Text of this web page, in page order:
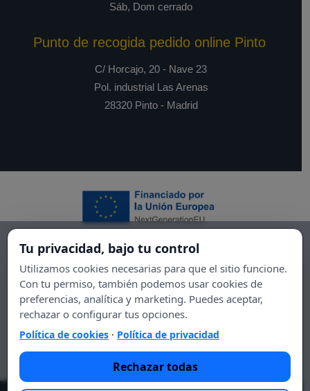
Sáb, Dom cerrado
Punto de recogida pedido online Pinto
C/ Horcajo, 20 - Nave 23
Pol. industrial Las Arenas
28320 Pinto - Madrid
Tu privacidad, bajo tu control
Utilizamos cookies necesarias para que el sitio funcione.
Con tu permiso, también podemos usar cookies de
preferencias, analítica y marketing. Puedes aceptar,
rechazar o configurar tus opciones.
Política de cookies · Política de privacidad
Rechazar todas